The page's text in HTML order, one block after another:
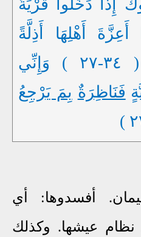
إِذَا دَخَلُوا قَرْيَةً
أَعِزَّةَ أَهْلِهَا أَذِلَّةً
( ٣٤-٢٧ ) وَإِنِّي
فَنَاظِرَةٌ بِمَ يَرْجِعُ
أفسدوها: أي
نظام عيشها. وكذلك